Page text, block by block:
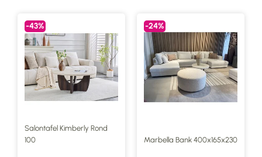
-43%
Salontafel Kimberly Rond
100
-24%
Marbella Bank 400x165x230